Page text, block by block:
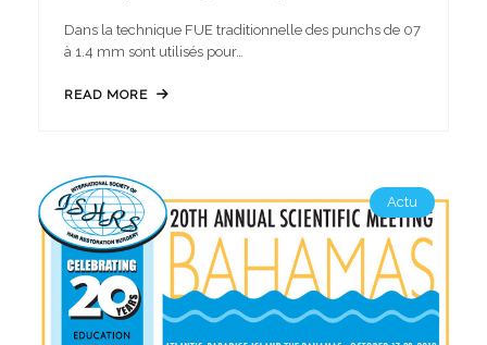
Dans la technique FUE traditionnelle des punchs de 07
à 1.4 mm sont utilisés pour…
READ MORE
Actu